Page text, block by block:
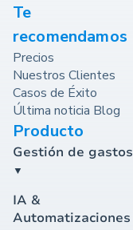
Te
recomendamos
Precios
Nuestros Clientes
Casos de Éxito
Última noticia Blog
Producto
Gestión de gastos
IA &
Automatizaciones